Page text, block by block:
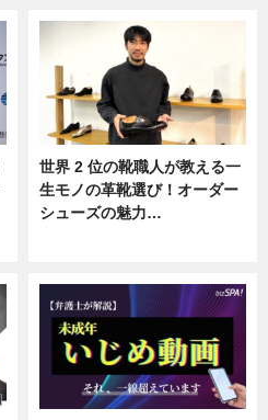
世界 2 位の靴職人が教える一
生モノの革靴選び！オーダー
シューズの魅力…